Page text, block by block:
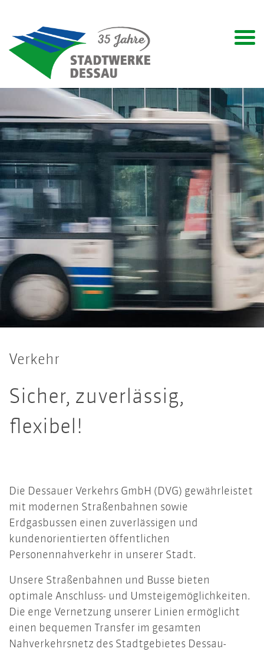
Verkehr
Sicher, zuverlässig,
flexibel!
Die Dessauer Verkehrs GmbH (DVG) gewährleistet
mit modernen Straßenbahnen sowie
Erdgasbussen einen zuverlässigen und
kundenorientierten öffentlichen
Personennahverkehr in unserer Stadt.
Unsere Straßenbahnen und Busse bieten
optimale Anschluss- und Umsteigemöglichkeiten.
Die enge Vernetzung unserer Linien ermöglicht
einen bequemen Transfer im gesamten
Nahverkehrsnetz des Stadtgebietes Dessau-